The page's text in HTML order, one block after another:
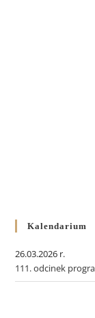
Kalendarium
26.03.2026 r.
111. odcinek